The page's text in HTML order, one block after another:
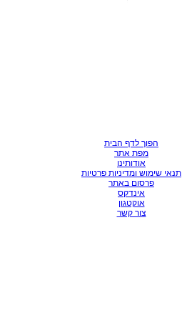
הפוך לדף הבית
מפת אתר
אודותינו
תנאי שימוש ומדיניות פרטיות
פרסום באתר
אינדקס
אוקטגון
צור קשר